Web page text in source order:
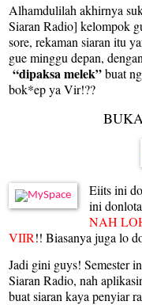
Alhamdulilah akhirnya
Siaran Radio] kelompok
sore, rekaman siaran itu
gue minggu depan,
“dipaksa melek”buat
bok*ep ya Vir!??
Eiits ini
ini
NAH
VIIR!! Biasanya juga lo
Jadi gini guys! Semester
Siaran Radio, nah
buat siaran kaya penyiar